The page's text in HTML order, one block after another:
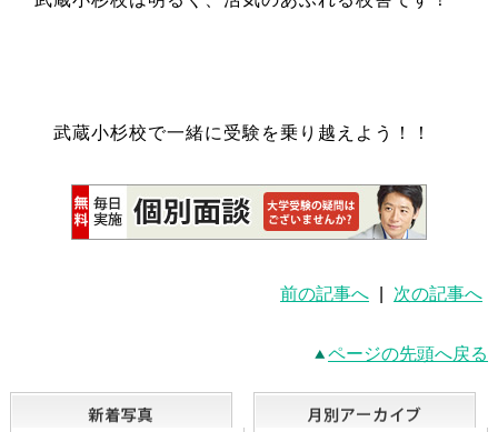
武蔵小杉校で一緒に受験を乗り越えよう！！
前の記事へ 次の記事へ
ページの先頭へ戻る
新着写真